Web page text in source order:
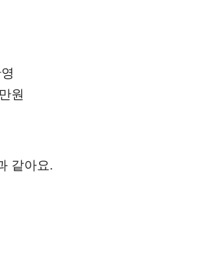
원
같아요.